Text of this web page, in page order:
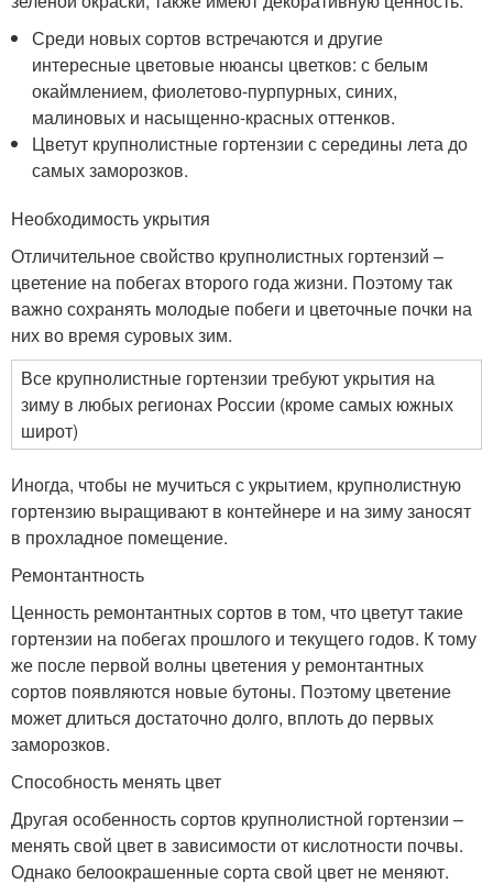
Среди новых сортов встречаются и другие
интересные цветовые нюансы цветков: с белым
окаймлением, фиолетово-пурпурных, синих,
малиновых и насыщенно-красных оттенков.
Цветут крупнолистные гортензии с середины лета до
самых заморозков.
Необходимость укрытия
Отличительное свойство крупнолистных гортензий –
цветение на побегах второго года жизни. Поэтому так
важно сохранять молодые побеги и цветочные почки на
них во время суровых зим.
Все крупнолистные гортензии требуют укрытия на
зиму в любых регионах России (кроме самых южных
широт)
Иногда, чтобы не мучиться с укрытием, крупнолистную
гортензию выращивают в контейнере и на зиму заносят
в прохладное помещение.
Ремонтантность
Ценность ремонтантных сортов в том, что цветут такие
гортензии на побегах прошлого и текущего годов. К тому
же после первой волны цветения у ремонтантных
сортов появляются новые бутоны. Поэтому цветение
может длиться достаточно долго, вплоть до первых
заморозков.
Способность менять цвет
Другая особенность сортов крупнолистной гортензии –
менять свой цвет в зависимости от кислотности почвы.
Однако белоокрашенные сорта свой цвет не меняют.